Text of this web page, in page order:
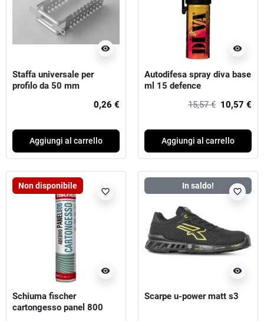
visibility
Staffa universale per
profilo da 50 mm
0,26 €
Aggiungi al carrello
visibility
Autodifesa spray diva base
ml 15 defence
15,57 € 10,57 €
Aggiungi al carrello
Non disponibile
visibility
favorite_border
Schiuma fischer
cartongesso panel 800
In saldo!
visibility
favorite_border
Scarpe u-power matt s3